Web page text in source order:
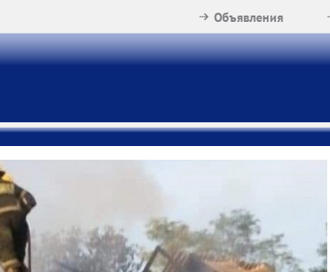
Объявления